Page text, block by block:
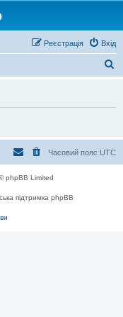
Вхід
Реєстрація
Часовий пояс UTC
phpBB Limited
підтримка phpBB